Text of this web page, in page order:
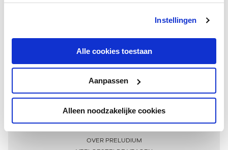
Instellingen
Alle cookies toestaan
Aanpassen
Alleen noodzakelijke cookies
Meer informatie
OVER PRELUDIUM